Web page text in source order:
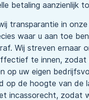
betaling aanzienlijk
transparantie in onze
waar u aan toe
Wij streven ernaar
te innen, zodat
op uw eigen
op de hoogte van de
incassorecht, zodat